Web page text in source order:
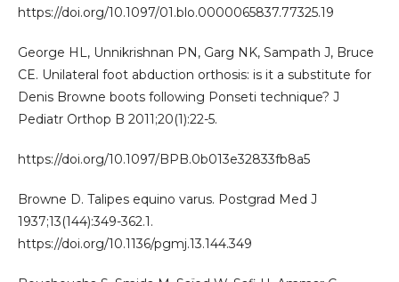
https://doi.org/10.1097/01.blo.0000065837.77325.19
George HL, Unnikrishnan PN, Garg NK, Sampath J, Bruce
CE. Unilateral foot abduction orthosis: is it a substitute for
Denis Browne boots following Ponseti technique? J
Pediatr Orthop B 2011;20(1):22-5.
https://doi.org/10.1097/BPB.0b013e32833fb8a5
Browne D. Talipes equino varus. Postgrad Med J
1937;13(144):349-362.1.
https://doi.org/10.1136/pgmj.13.144.349